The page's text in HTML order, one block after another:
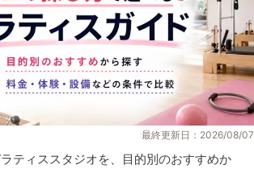
最終更新日：2026/08/07
ティススタジオを、目的別のおすすめか